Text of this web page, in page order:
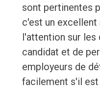
sont pertinentes
c'est un
l'attention sur les
candidat et de
employeurs de
facilement s'il